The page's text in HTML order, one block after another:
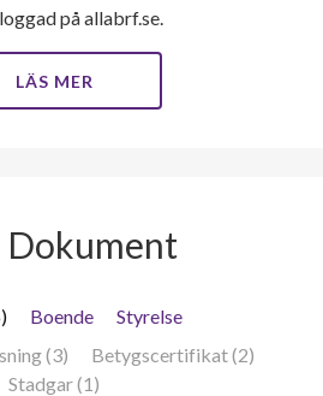
på allabrf.se.
LÄS MER
Dokument
Boende
Styrelse
(3)
Betygscertifikat (2)
Stadgar (1)